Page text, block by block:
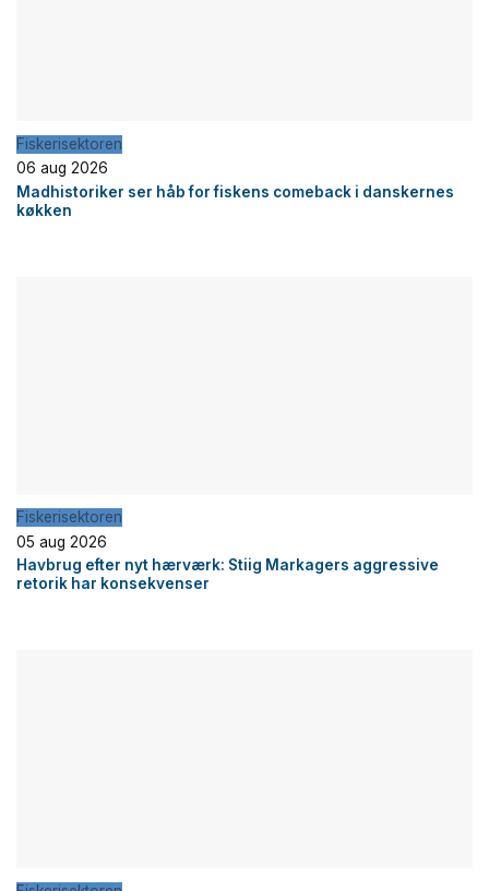
Fiskerisektoren
06 aug 2026
Madhistoriker ser håb for fiskens comeback i danskernes
køkken
Fiskerisektoren
05 aug 2026
Havbrug efter nyt hærværk: Stiig Markagers aggressive
retorik har konsekvenser